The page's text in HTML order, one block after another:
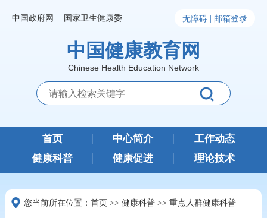
中国政府网 | 国家卫生健康委 无障碍 | 邮箱登录
中国健康教育网
Chinese Health Education Network
首页 中心简介
工作动态
健康科普
健康促进 理论技术
您当前所在位置： 首页 >> 健康科普>> 重点人群健康科普